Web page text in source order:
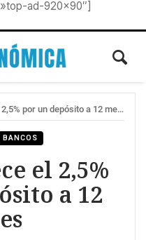
ad-920×90″]
por un depósito a 12 meses
BANCOS
el 2,5%
a 12